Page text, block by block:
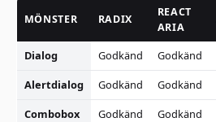
MÖNSTER RADIX
REACT
ARIA
Dialog Godkänd Godkänd
Alertdialog
Godkänd Godkänd
Combobox
Godkänd Godkänd